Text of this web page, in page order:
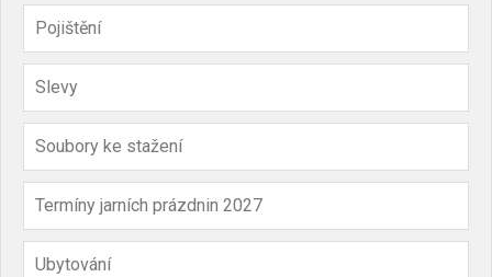
Pojištění
Slevy
Soubory ke stažení
Termíny jarních prázdnin 2027
Ubytování